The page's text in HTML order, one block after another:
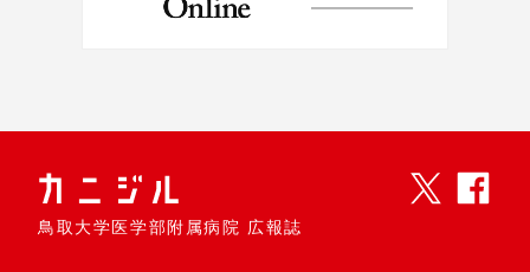
鳥取大学医学部附属病院 広報誌